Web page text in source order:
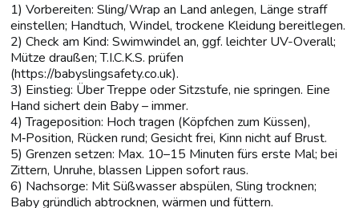
1) Vorbereiten: Sling/Wrap an Land anlegen, Länge straff
einstellen; Handtuch, Windel, trockene Kleidung bereitlegen.
2) Check am Kind: Swimwindel an, ggf. leichter UV-Overall;
Mütze draußen; T.I.C.K.S. prüfen
(https://babyslingsafety.co.uk).
3) Einstieg: Über Treppe oder Sitzstufe, nie springen. Eine
Hand sichert dein Baby – immer.
4) Trageposition: Hoch tragen (Köpfchen zum Küssen),
M‑Position, Rücken rund; Gesicht frei, Kinn nicht auf Brust.
5) Grenzen setzen: Max. 10–15 Minuten fürs erste Mal; bei
Zittern, Unruhe, blassen Lippen sofort raus.
6) Nachsorge: Mit Süßwasser abspülen, Sling trocknen;
Baby gründlich abtrocknen, wärmen und füttern.